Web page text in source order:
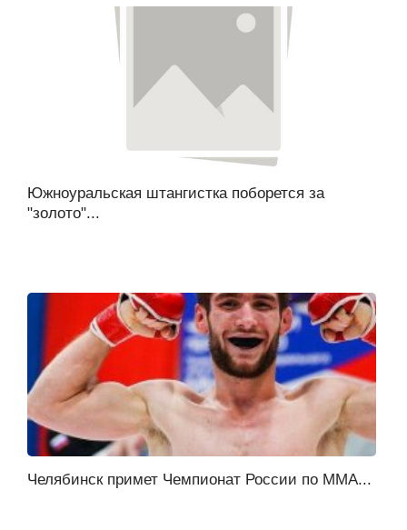
Южноуральская штангистка поборется за
"золото"...
Челябинск примет Чемпионат России по ММА...